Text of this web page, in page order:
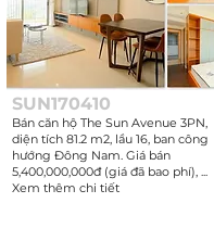
Bán căn hộ The Sun Avenue 3PN,
diện tích 81.2 m2, lầu 16, ban công
hướng Đông Nam. Giá bán
5,400,000,000đ (giá đã bao phí), ...
Xem thêm chi tiết
SUN170410